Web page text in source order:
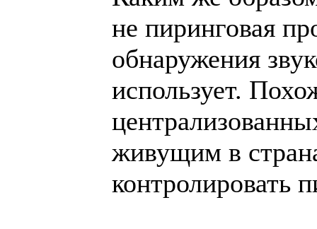
не пиринговая
обнаружения
использует.
живущим в
контролировать